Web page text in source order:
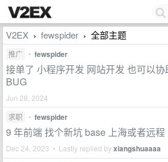
V2EX › fewspider › 全部主题
推广 • fewspider
接单了 小程序开发 网站开发 也可以
BUG
Jun 28, 2024
求职
• fewspider
9 年前端 找个新坑 base 上海或者远程
Dec 24, 2023 • Lastly replied byxiangshuaaaa